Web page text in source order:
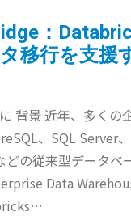
：
移行を支援
背景 近年、多くの
、SQL Server、
どの従来型データベ
Data